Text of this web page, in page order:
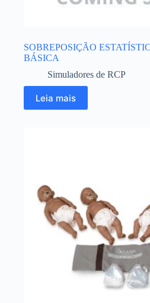
SOBREPOSIÇÃO
BÁSICA
Simuladores de RCP
Leia mais